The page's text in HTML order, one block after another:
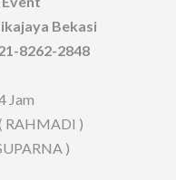
Bekasi
8262-2848
Jam
RAHMADI )
)